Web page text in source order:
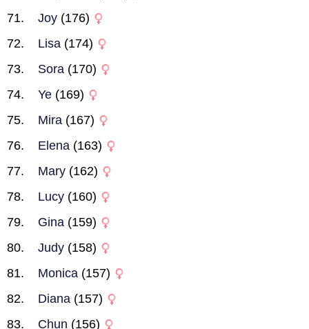
Joy (176)
Lisa (174)
Sora (170)
Ye (169)
Mira (167)
Elena (163)
Mary (162)
Lucy (160)
Gina (159)
Judy (158)
Monica (157)
Diana (157)
Chun (156)